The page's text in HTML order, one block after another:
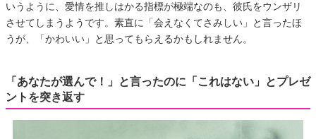
いうように、愛情を推しはかる指標が極端なのも、彼氏をウンザリ
させてしまうようです。素直に「会えなくてさみしい」と言ったほ
うが、「かわいい」と思ってもらえるかもしれません。
「あなたが選んで！」と言ったのに「これはない」とプレゼ
ントを突き返す